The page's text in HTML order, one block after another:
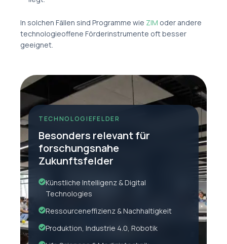
In solchen Fällen sind Programme wie ZIM oder andere
technologieoffene Förderinstrumente oft besser
geeignet.
TECHNOLOGIEFELDER
Besonders relevant für
forschungsnahe
Zukunftsfelder
Künstliche Intelligenz & Digital
Technologies
Ressourceneffizienz & Nachhaltigkeit
Produktion, Industrie 4.0, Robotik